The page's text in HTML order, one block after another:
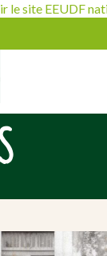
le site EEUDF